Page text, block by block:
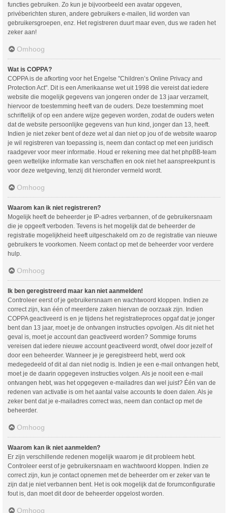
functies gebruiken. Zo kun je bijvoorbeeld een avatar opgeven,
privéberichten sturen, andere gebruikers e-mailen, lid worden van
gebruikersgroepen, enz. Het registreren duurt maar even, dus we raden het
zeker aan!
Omhoog
Wat is COPPA?
COPPA is de afkorting voor het Engelse "Children’s Online Privacy and
Protection Act". Dit is een Amerikaanse wet uit 1998 die vereist dat iedere
website die mogelijk gegevens van jongeren onder de 13 jaar verzamelt,
hiervoor de toestemming heeft van de ouders. Deze toestemming moet
schriftelijk of op een andere wijze gegeven worden, zodat de ouders weten
dat de website persoonlijke gegevens van hun kind, jonger dan 13, heeft.
Indien je niet zeker bent of deze wet al dan niet op jou of de website waarop
je wil registreren van toepassing is, neem dan contact op met een juridisch
raadgever voor meer informatie. Houd er rekening mee dat het phpBB-team
geen wettelijke informatie kan verschaffen en ook niet het aanspreekpunt is
voor deze wetgeving, tenzij dit hieronder vermeld wordt.
Omhoog
Waarom kan ik niet registreren?
Mogelijk heeft de beheerder je IP-adres verbannen, of de gebruikersnaam
die je opgeeft verboden. Tevens is het mogelijk dat de beheerder de
registratie mogelijkheid heeft uitgeschakeld om zo de registratie van nieuwe
gebruikers te voorkomen. Neem contact op met de beheerder voor verdere
hulp.
Omhoog
Ik ben geregistreerd maar kan niet aanmelden!
Controleer eerst of je gebruikersnaam en wachtwoord kloppen. Indien ze
correct zijn, kan één of meerdere zaken hiervan de oorzaak zijn. Indien
COPPA geactiveerd is en je tijdens het registratieproces opgaf dat je jonger
bent dan 13 jaar, moet je de ontvangen instructies opvolgen. Als dit niet het
geval is, moet je account dan geactiveerd worden? Sommige forums
vereisen dat iedere nieuwe account geactiveerd wordt, ofwel door jezelf of
door een beheerder. Wanneer je je geregistreerd hebt, werd ook
medegedeeld of dit al dan niet nodig is. Indien je een e-mail ontvangen hebt,
moet je de daarin opgegeven instructies volgen. Als je nooit een e-mail
ontvangen hebt, was het opgegeven e-mailadres dan wel juist? Één van de
redenen van activatie is om het aantal valse accounts te doen dalen. Als je
zeker bent dat je e-mailadres correct was, neem dan contact op met de
beheerder.
Omhoog
Waarom kan ik niet aanmelden?
Er zijn verschillende redenen mogelijk waarom je dit probleem hebt.
Controleer eerst of je gebruikersnaam en wachtwoord kloppen. Indien ze
correct zijn, kun je contact opnemen met de beheerder om er zeker van te
zijn dat je niet verbannen bent. Het is ook mogelijk dat de forumconfiguratie
fout is, dan moet dit door de beheerder opgelost worden.
Omhoog